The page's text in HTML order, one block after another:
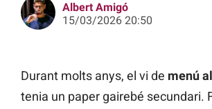
Albert Amigó
15/03/2026 20:50
Durant molts anys, el vi de menú
tenia un paper gairebé secundari.